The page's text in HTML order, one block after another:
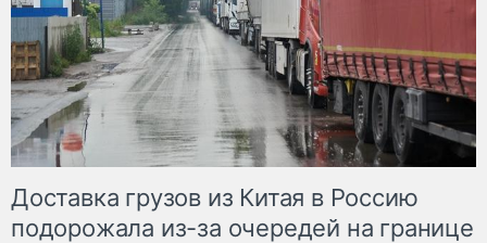
Доставка грузов из Китая в Россию
подорожала из-за очередей на границе